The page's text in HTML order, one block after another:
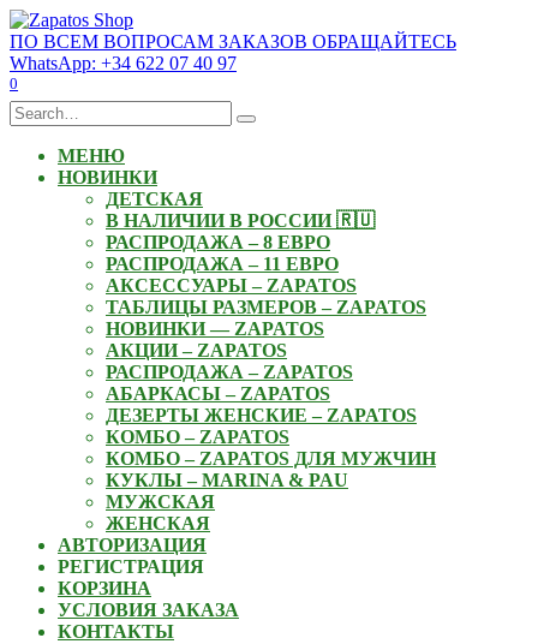
Skip
to
content
ПО ВСЕМ ВОПРОСАМ ЗАКАЗОВ ОБРАЩАЙТЕСЬ
WhatsApp: +34 622 07 40 97
0
Search
for:
МЕНЮ
НОВИНКИ
ДЕТСКАЯ
В НАЛИЧИИ В РОССИИ 🇷🇺
РАСПРОДАЖА – 8 ЕВРО
РАСПРОДАЖА – 11 ЕВРО
АКСЕССУАРЫ – ZAPATOS
ТАБЛИЦЫ РАЗМЕРОВ – ZAPATOS
НОВИНКИ — ZAPATOS
АКЦИИ – ZAPATOS
РАСПРОДАЖА – ZAPATOS
АБАРКАСЫ – ZAPATOS
ДЕЗЕРТЫ ЖЕНСКИЕ – ZAPATOS
КОМБО – ZAPATOS
КОМБО – ZAPATOS ДЛЯ МУЖЧИН
КУКЛЫ – MARINA & PAU
МУЖСКАЯ
ЖЕНСКАЯ
АВТОРИЗАЦИЯ
РЕГИСТРАЦИЯ
КОРЗИНА
УСЛОВИЯ ЗАКАЗА
КОНТАКТЫ